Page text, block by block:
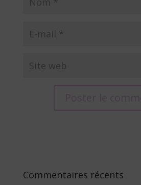
rCommentaires récents